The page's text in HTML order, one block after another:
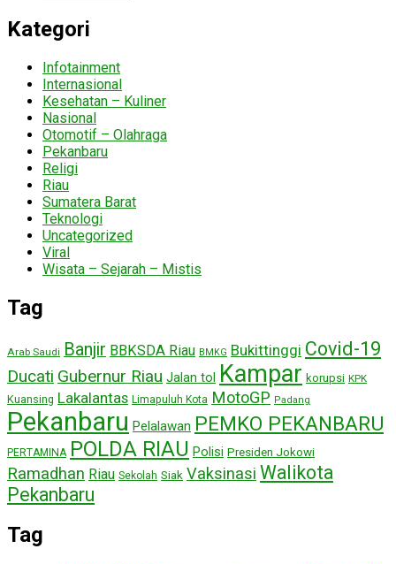
Kategori
Infotainment
Internasional
Kesehatan – Kuliner
Nasional
Otomotif – Olahraga
Pekanbaru
Religi
Riau
Sumatera Barat
Teknologi
Uncategorized
Viral
Wisata – Sejarah – Mistis
Tag
Arab Saudi Banjir BBKSDA Riau BMKG Bukittinggi Covid-19
Ducati Gubernur Riau Jalan tol Kampar korupsi KPK
Kuansing Lakalantas Limapuluh Kota MotoGP Padang
Pekanbaru Pelalawan PEMKO PEKANBARU
PERTAMINA POLDA RIAU Polisi Presiden Jokowi
Ramadhan Riau Sekolah Siak Vaksinasi Walikota
Pekanbaru
Tag